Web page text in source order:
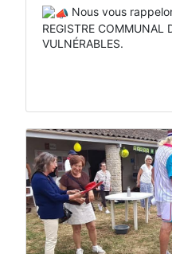
Nous vous
REGISTRE COMMUNAL
VULNÉRABLES.